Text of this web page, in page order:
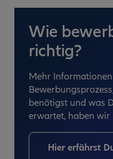
Wie
richtig?
Mehr
benötigst und was
erwartet, haben wir
Hier erfährst